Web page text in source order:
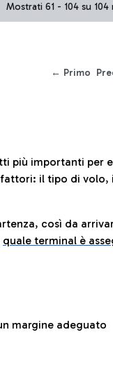
Mostrati 61 - 104 su 104
← Primo
più importanti per
il tipo di volo,
così da
quale terminal è
margine adeguato